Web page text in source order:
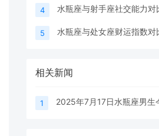
4 水瓶座与射手座社交能力对
5 水瓶座与处女座财运指数对
相关新闻
1 2025年7月17日水瓶座男生